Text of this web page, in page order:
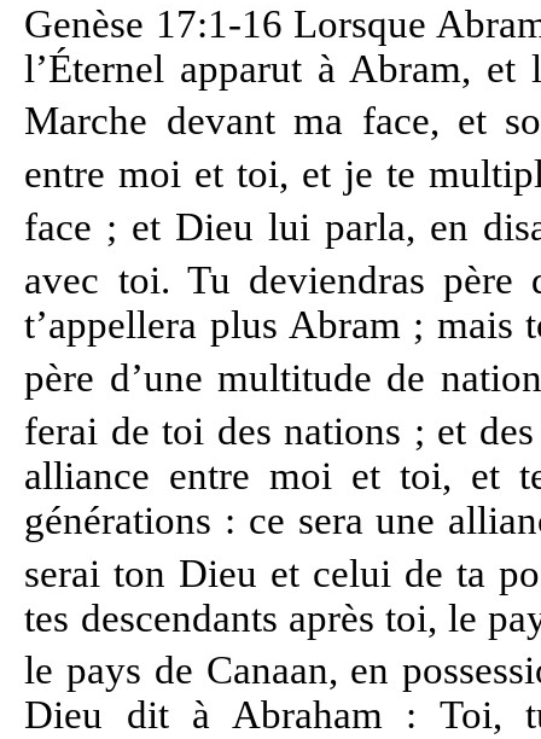
Genèse 17:1-16 Lorsque
l’Éternel apparut à Abram,
Marche devant ma face, et
entre moi et toi, et je te
face ; et Dieu lui parla, en
avec toi. Tu deviendras
t’appellera plus Abram ; mais
père d’une multitude de
ferai de toi des nations ; et
alliance entre moi et toi, et
générations : ce sera une
serai ton Dieu et celui de ta
tes descendants après toi, le
le pays de Canaan, en
Dieu dit à Abraham : Toi,